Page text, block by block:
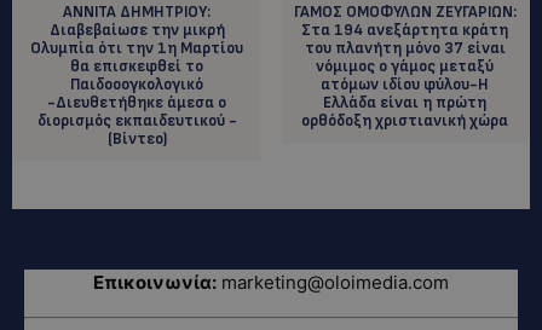
ΑΝΝΙΤΑ ΔΗΜΗΤΡΙΟΥ:
Διαβεβαίωσε την μικρή
Ολυμπία ότι την 1η Μαρτίου
θα επισκεφθεί το
Παιδοοογκολογικό
-Διευθετήθηκε άμεσα ο
διορισμός εκπαιδευτικού -
(Βίντεο)
ΓΑΜΟΣ ΟΜΟΦΥΛΩΝ ΖΕΥΓΑΡΙΩΝ:
Στα 194 ανεξάρτητα κράτη
του πλανήτη μόνο 37 είναι
νόμιμος ο γάμος μεταξύ
ατόμων ιδίου φύλου-Η
Ελλάδα είναι η πρώτη
ορθόδοξη χριστιανική χώρα
Επικοινωνία: marketing@oloimedia.com